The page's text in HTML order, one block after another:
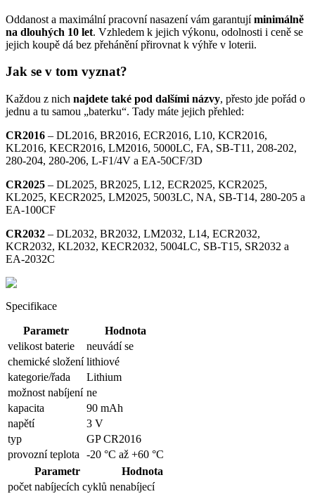
Oddanost a maximální pracovní nasazení vám garantujíminimálně
na dlouhých 10 let. Vzhledem k jejich výkonu, odolnosti i ceně se
jejich koupě dá bez přehánění přirovnat k výhře v loterii.
Jak se v tom vyznat?
Každou z nich najdete také pod dalšími názvy, přesto jde pořád o
jednu a tu samou „baterku“. Tady máte jejich přehled:
CR2016 – DL2016, BR2016, ECR2016, L10, KCR2016,
KL2016, KECR2016, LM2016, 5000LC, FA, SB-T11, 208-202,
280-204, 280-206, L-F1/4V a EA-50CF/3D
CR2025 – DL2025, BR2025, L12, ECR2025, KCR2025,
KL2025, KECR2025, LM2025, 5003LC, NA, SB-T14, 280-205 a
EA-100CF
CR2032 – DL2032, BR2032, LM2032, L14, ECR2032,
KCR2032, KL2032, KECR2032, 5004LC, SB-T15, SR2032 a
EA-2032C
Specifikace
Parametr
Hodnota
velikost baterie
neuvádí se
chemické složení lithiové
kategorie/řada
Lithium
možnost nabíjení ne
kapacita
90 mAh
napětí
3 V
typ
GP CR2016
provozní teplota
-20 °C až +60 °C
Parametr
Hodnota
počet nabíjecích cyklů nenabíjecí